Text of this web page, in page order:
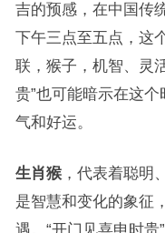
吉的预感，在中国传
下午三点至五点，这
联，猴子，机智、灵
贵”也可能暗示在这
气和好运。
生肖猴，代表着聪明
是智慧和变化的象征
遇。“开门见喜申时贵